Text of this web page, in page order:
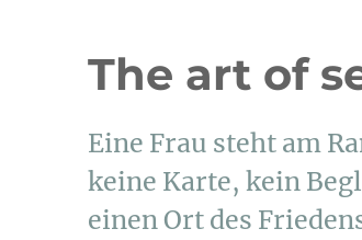
The art of
Eine Frau steht am
keine Karte, kein
einen Ort des